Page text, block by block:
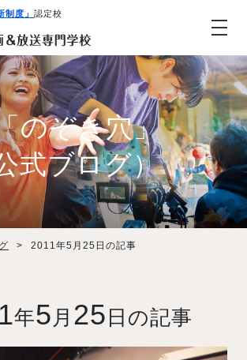
制度」 認定校
システム
のぞき穴」
式ブログ）
> 2011年5月25日の記事
年5 月 25 日の記事